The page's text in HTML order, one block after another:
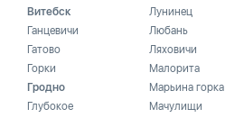
Витебск
Ганцевичи
Гатово
Горки
Гродно
Глубокое
Лунинец
Любань
Ляховичи
Малорита
Марьина горка
Мачулищи